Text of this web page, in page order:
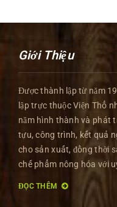
Giới Thiệu
Được thành lập từ năm
lập trực thuộc Viện Thổ
năm hình thành và phát
tựu, công trình, kết quả
cho sản xuất, đồng thời
chế phẩm nông hóa với
ĐỌC THÊM